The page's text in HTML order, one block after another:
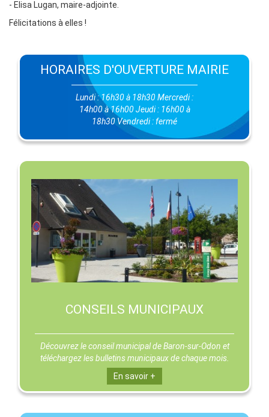
- Elisa Lugan, maire-adjointe.
Félicitations à elles !
HORAIRES D'OUVERTURE MAIRIE
Lundi : 16h30 à 18h30 Mercredi :
14h00 à 16h00 Jeudi : 16h00 à
18h30 Vendredi : fermé
CONSEILS MUNICIPAUX
Découvrez le conseil municipal de Baron-sur-Odon et
téléchargez les bulletins municipaux de chaque mois.
En savoir +